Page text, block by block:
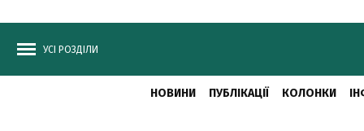
УСІ РОЗДІЛИ
НОВИНИ ПУБЛІКАЦІЇ КОЛОНКИ